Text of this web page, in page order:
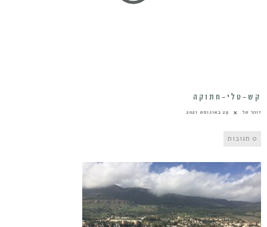
קש-טלי-חתוקה
זוהר טל 29 באוגוסט 2021
0 תגובות